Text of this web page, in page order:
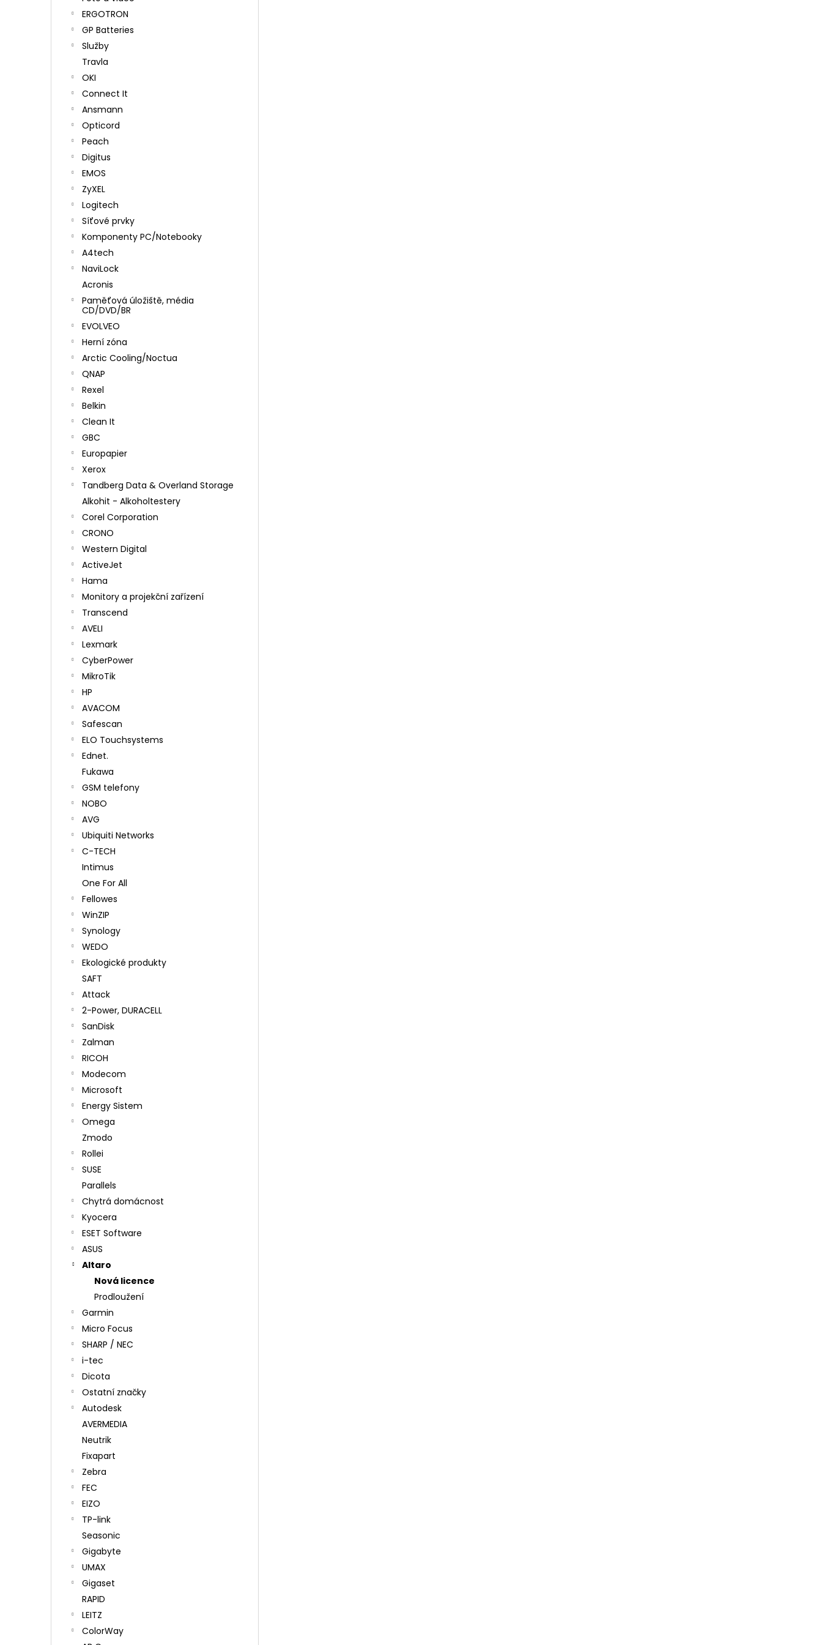
ERGOTRON
GP Batteries
Služby
Travla
OKI
Connect It
Ansmann
Opticord
Peach
Digitus
EMOS
ZyXEL
Logitech
Síťové prvky
Komponenty PC/Notebooky
A4tech
NaviLock
Acronis
Paměťová úložiště, média
CD/DVD/BR
EVOLVEO
Herní zóna
Arctic Cooling/Noctua
QNAP
Rexel
Belkin
Clean It
GBC
Europapier
Xerox
Tandberg Data & Overland Storage
Alkohit - Alkoholtestery
Corel Corporation
CRONO
Western Digital
ActiveJet
Hama
Monitory a projekční zařízení
Transcend
AVELI
Lexmark
CyberPower
MikroTik
HP
AVACOM
Safescan
ELO Touchsystems
Ednet.
Fukawa
GSM telefony
NOBO
AVG
Ubiquiti Networks
C-TECH
Intimus
One For All
Fellowes
WinZIP
Synology
WEDO
Ekologické produkty
SAFT
Attack
2-Power, DURACELL
SanDisk
Zalman
RICOH
Modecom
Microsoft
Energy Sistem
Omega
Zmodo
Rollei
SUSE
Parallels
Chytrá domácnost
Kyocera
ESET Software
ASUS
Altaro
Nová licence
Prodloužení
Garmin
Micro Focus
SHARP / NEC
i-tec
Dicota
Ostatní značky
Autodesk
AVERMEDIA
Neutrik
Fixapart
Zebra
FEC
EIZO
TP-link
Seasonic
Gigabyte
UMAX
Gigaset
RAPID
LEITZ
ColorWay